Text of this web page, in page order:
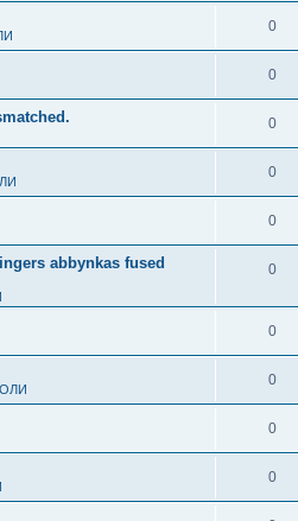
0
0
0
0
0
abbynkas fused
0
0
0
0
0